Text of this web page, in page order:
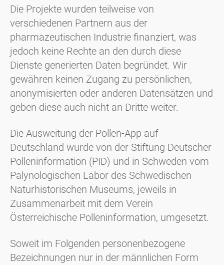
Die Projekte wurden teilweise von
verschiedenen Partnern aus der
pharmazeutischen Industrie finanziert, was
jedoch keine Rechte an den durch diese
Dienste generierten Daten begründet. Wir
gewähren keinen Zugang zu persönlichen,
anonymisierten oder anderen Datensätzen und
geben diese auch nicht an Dritte weiter.
Die Ausweitung der Pollen-App auf
Deutschland wurde von der Stiftung Deutscher
Polleninformation (PID) und in Schweden vom
Palynologischen Labor des Schwedischen
Naturhistorischen Museums, jeweils in
Zusammenarbeit mit dem Verein
Österreichische Polleninformation, umgesetzt.
Soweit im Folgenden personenbezogene
Bezeichnungen nur in der männlichen Form